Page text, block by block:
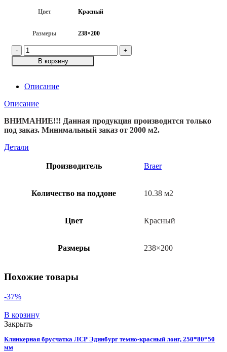
Цвет Красный
Размеры 238×200
Количество
товара
Тротуарная
Тиара,
В корзину
Описание
Описание
ВНИМАНИЕ!!! Данная продукция производится только
под заказ. Минимальный заказ от 2000 м2.
Детали
Производитель Braer
Количество на поддоне 10.38 м2
Цвет Красный
Размеры 238×200
Похожие товары
-37%
В корзину
Закрыть
Клинкерная брусчатка ЛСР Эдинбург темно-красный лонг, 250*80*50
мм